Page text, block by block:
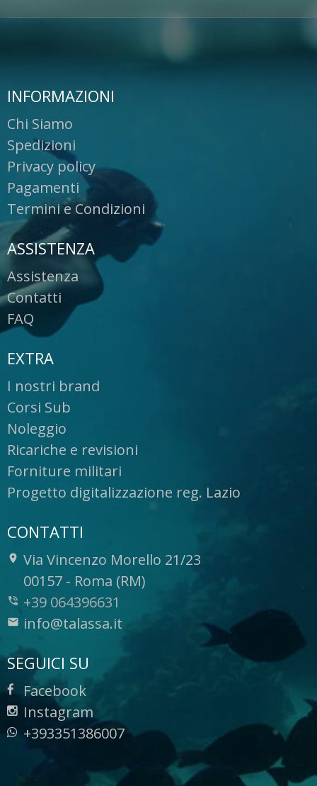
INFORMAZIONI
Chi Siamo
Spedizioni
Privacy policy
Pagamenti
Termini e Condizioni
ASSISTENZA
Assistenza
Contatti
FAQ
EXTRA
I nostri brand
Corsi Sub
Noleggio
Ricariche e revisioni
Forniture militari
Progetto digitalizzazione reg. Lazio
CONTATTI
Via Vincenzo Morello 21/23
-
00157 - Roma (RM)
+39 064396631
info@talassa.it
SEGUICI SU
Facebook
Instagram
+393351386007